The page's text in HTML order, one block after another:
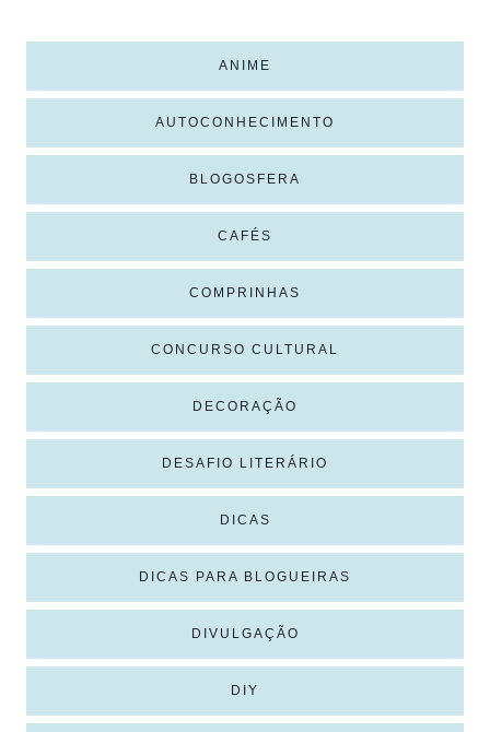
ANIME
AUTOCONHECIMENTO
BLOGOSFERA
CAFÉS
COMPRINHAS
CONCURSO CULTURAL
DECORAÇÃO
DESAFIO LITERÁRIO
DICAS
DICAS PARA BLOGUEIRAS
DIVULGAÇÃO
DIY